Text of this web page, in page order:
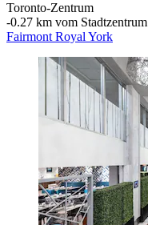
Toronto-Zentrum
‐0.27 km vom Stadtzentrum
Fairmont Royal York